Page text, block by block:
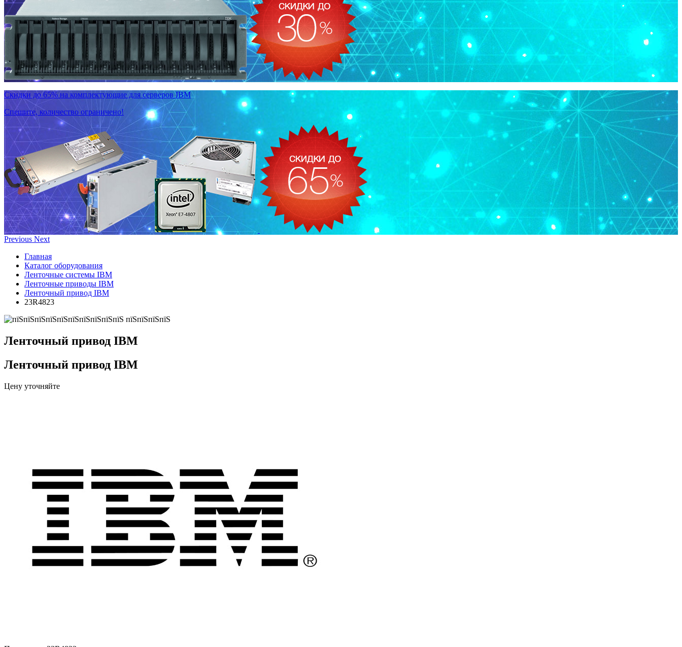
Скидки до 65% на комплектующие для серверов IBM
Спешите, количество ограничено!
Previous Next
Главная
Каталог оборудования
Ленточные системы IBM
Ленточные приводы IBM
Ленточный привод IBM
23R4823
Ленточный привод IBM
Ленточный привод IBM
Цену уточняйте